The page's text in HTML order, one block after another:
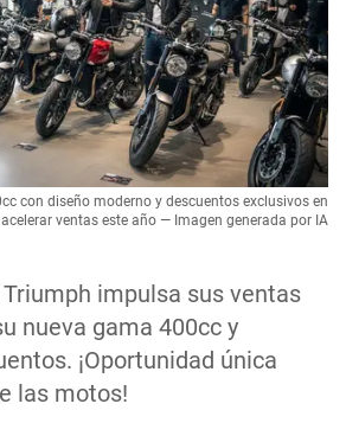
impulsa sus ventas
nueva gama 400cc y
¡Oportunidad única
las motos!
con diseño moderno y descuentos exclusivos en
ventas este año — Imagen generada por IA